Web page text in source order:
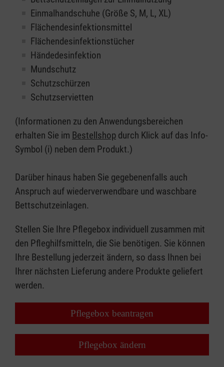
Einmalhandschuhe (Größe S, M, L, XL)
Flächendesinfektionsmittel
Flächendesinfektionstücher
Händedesinfektion
Mundschutz
Schutzschürzen
Schutzservietten
(Informationen zu den Anwendungsbereichen
erhalten Sie im Bestellshop durch Klick auf das Info-
Symbol (i) neben dem Produkt.)
Darüber hinaus haben Sie gegebenenfalls auch
Anspruch auf wiederverwendbare und waschbare
Bettschutzeinlagen.
Stellen Sie Ihre Pflegebox individuell zusammen mit
den Pfleghilfsmitteln, die Sie benötigen. Sie können
Ihre Bestellung jederzeit ändern, so dass Ihnen bei
Ihrer nächsten Lieferung andere Produkte geliefert
werden.
Pflegebox beantragen
Pflegebox ändern